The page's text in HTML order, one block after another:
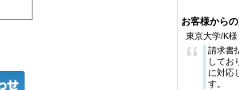
お客様から
東京大学/K様
“
請求書
してお
に対応
す。